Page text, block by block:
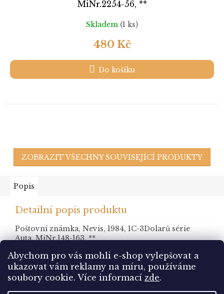
Abychom pro vás mohli e-shop vylepšovat a
ukazovat vám reklamy na míru, používáme
soubory cookie. Více informací zde.
MiNr.2254-56, **
Skladem (1 ks)
480 Kč
Do košíku
ZOBRAZIT VŠECHNY SOUVISEJÍCÍ PRODUKTY
Popis
Detailní popis produktu
Poštovní známka, Nevis, 1984, 1C-3Dolarů série
Auta, MiNr.148-163, **